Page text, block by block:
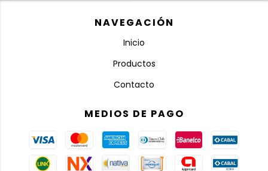
NAVEGACIÓN
Inicio
Productos
Contacto
MEDIOS DE PAGO